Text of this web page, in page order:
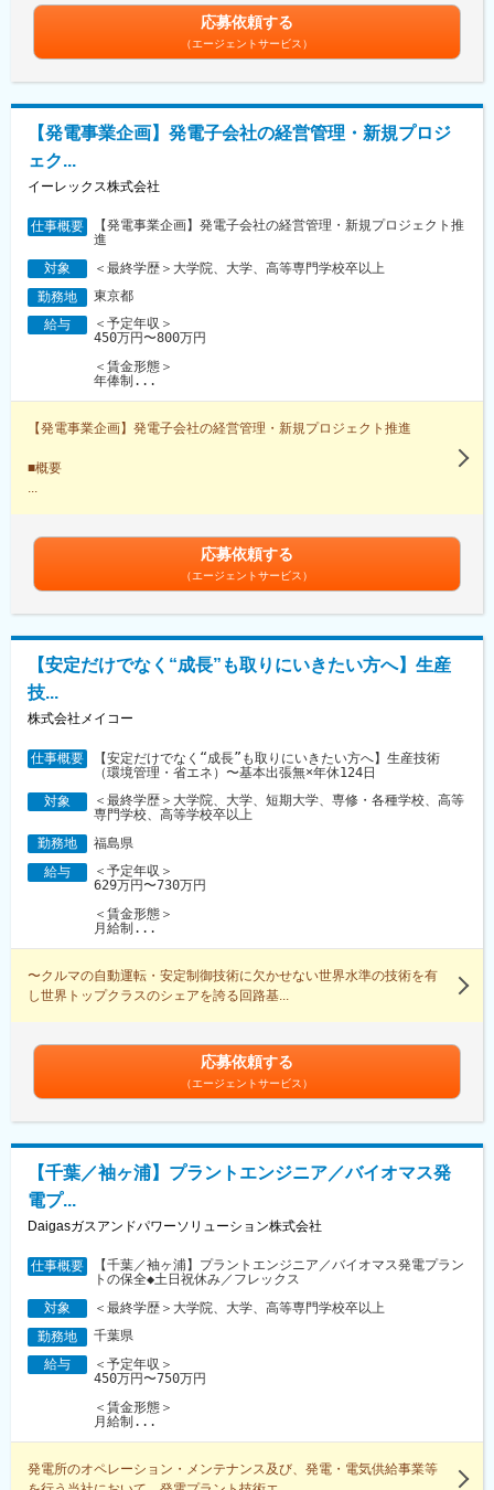
応募依頼する
（エージェントサービス）
【発電事業企画】発電子会社の経営管理・新規プロジ
ェク...
イーレックス株式会社
仕事概要
【発電事業企画】発電子会社の経営管理・新規プロジェクト推
進
対象
＜最終学歴＞大学院、大学、高等専門学校卒以上
勤務地
東京都
給与
＜予定年収＞
450万円〜800万円
＜賃金形態＞
年俸制...
【発電事業企画】発電子会社の経営管理・新規プロジェクト推進
■概要
...
応募依頼する
（エージェントサービス）
【安定だけでなく“成長”も取りにいきたい方へ】生産
技...
株式会社メイコー
仕事概要
【安定だけでなく“成長”も取りにいきたい方へ】生産技術
（環境管理・省エネ）〜基本出張無×年休124日
対象
＜最終学歴＞大学院、大学、短期大学、専修・各種学校、高等
専門学校、高等学校卒以上
勤務地
福島県
給与
＜予定年収＞
629万円〜730万円
＜賃金形態＞
月給制...
〜クルマの自動運転・安定制御技術に欠かせない世界水準の技術を有
し世界トップクラスのシェアを誇る回路基...
応募依頼する
（エージェントサービス）
【千葉／袖ヶ浦】プラントエンジニア／バイオマス発
電プ...
Daigasガスアンドパワーソリューション株式会社
仕事概要
【千葉／袖ヶ浦】プラントエンジニア／バイオマス発電プラン
トの保全◆土日祝休み／フレックス
対象
＜最終学歴＞大学院、大学、高等専門学校卒以上
勤務地
千葉県
給与
＜予定年収＞
450万円〜750万円
＜賃金形態＞
月給制...
発電所のオペレーション・メンテナンス及び、発電・電気供給事業等